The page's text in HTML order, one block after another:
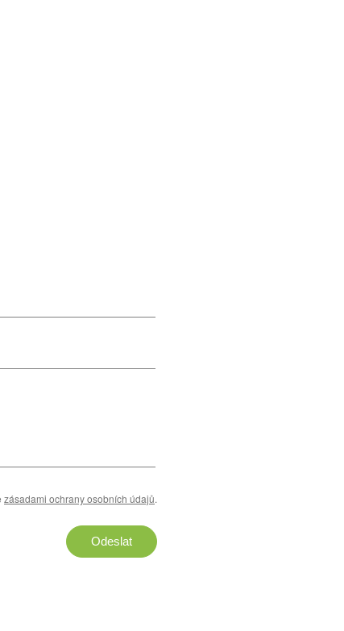
zásadami ochrany osobních údajů.
Odeslat